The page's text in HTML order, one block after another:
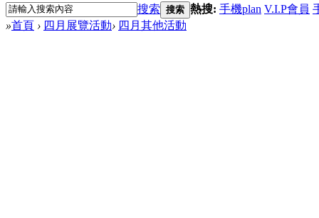
搜索 搜索 熱搜: 手機plan V.I.P會員
»首頁 › 四月展覽活動› 四月其他活動